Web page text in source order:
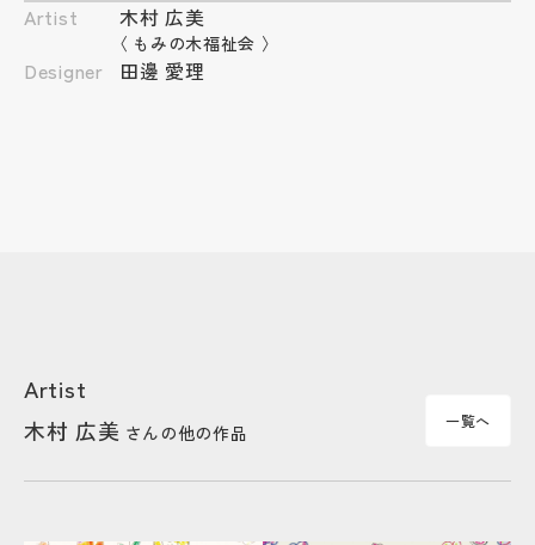
Artist 木村 広美
〈 もみの木福祉会 〉
Designer 田邊 愛理
Artist
木村 広美 さんの他の作品
一覧へ